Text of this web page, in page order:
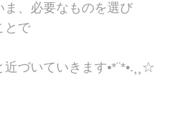
、必要なものを選び
とで
づいていきます•*¨*•.¸¸☆